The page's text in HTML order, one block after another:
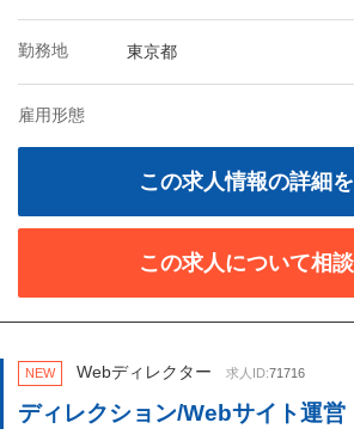
勤務地 東京都
雇用形態
この求人情報の詳細
この求人について相
NEW Webディレクター 求人ID:71716
ディレクション/Webサイト運営